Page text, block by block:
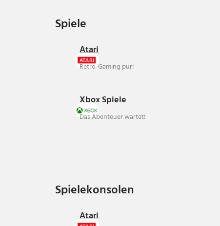
Spiele
Atari
Retro-Gaming pur!
Xbox Spiele
Das Abenteuer wartet!
Spielekonsolen
Atari